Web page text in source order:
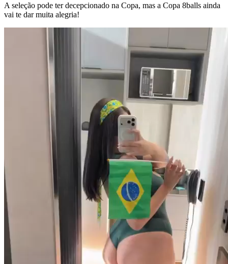
A seleção pode ter decepcionado na Copa, mas a Copa 8balls ainda
vai te dar muita alegria!